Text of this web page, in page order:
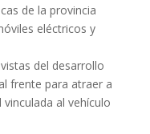
de la provincia
eléctricos y
del desarrollo
frente para atraer a
al vehículo